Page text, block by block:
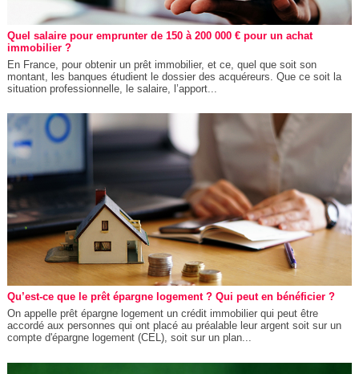
Quel salaire pour emprunter de 150 à 200 000 € pour un achat
immobilier ?
En France, pour obtenir un prêt immobilier, et ce, quel que soit son
montant, les banques étudient le dossier des acquéreurs. Que ce soit la
situation professionnelle, le salaire, l’apport...
Qu’est-ce que le prêt épargne logement ? Qui peut en bénéficier ?
On appelle prêt épargne logement un crédit immobilier qui peut être
accordé aux personnes qui ont placé au préalable leur argent soit sur un
compte d'épargne logement (CEL), soit sur un plan...